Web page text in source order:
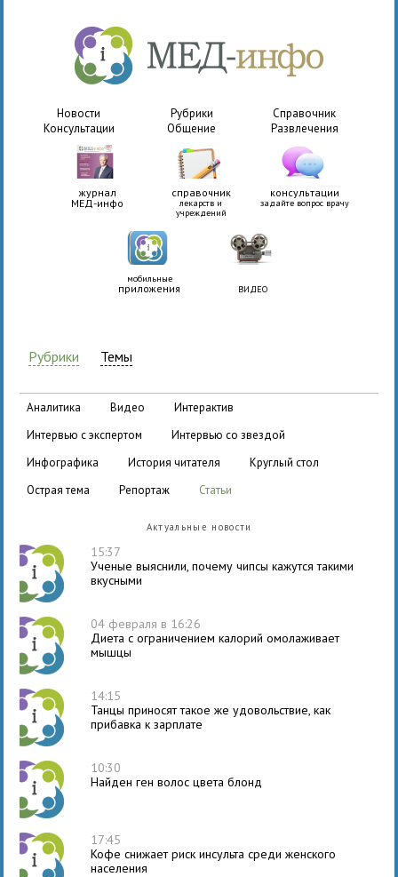
Новости Рубрики
Справочник
Консультации
Общение Развлечения
журнал
МЕД-инфо
справочник
лекарств и
учреждений
консультации
задайте вопрос врачу
мобильные
приложения ВИДЕО
Рубрики Темы
аналитика видео
интерактив
интервью с экспертом
интервью со звездой
инфографика
история читателя
круглый стол
острая тема
репортаж статьи
Актуальные новости
15:37
Ученые выяснили, почему чипсы кажутся такими
вкусными
04 февраля в 16:26
Диета с ограничением калорий омолаживает
мышцы
14:15
Танцы приносят такое же удовольствие, как
прибавка к зарплате
10:30
Найден ген волос цвета блонд
17:45
Кофе снижает риск инсульта среди женского
населения